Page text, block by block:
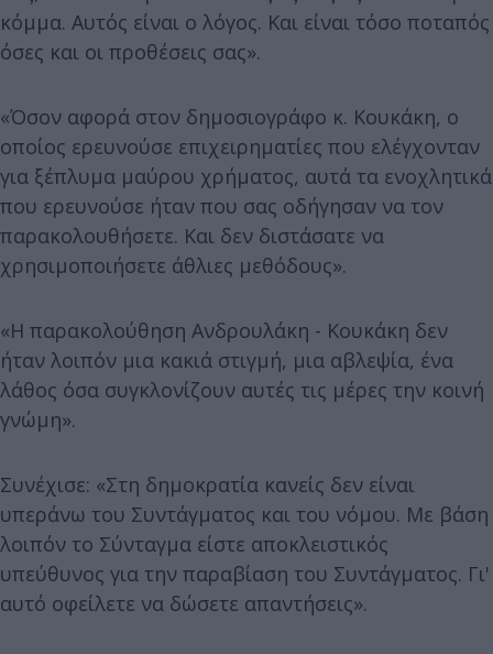
κόμμα. Αυτός είναι ο λόγος. Και είναι τόσο ποταπός
όσες και οι προθέσεις σας».
«Όσον αφορά στον δημοσιογράφο κ. Κουκάκη, ο
οποίος ερευνούσε επιχειρηματίες που ελέγχονταν
για ξέπλυμα μαύρου χρήματος, αυτά τα ενοχλητικά
που ερευνούσε ήταν που σας οδήγησαν να τον
παρακολουθήσετε. Και δεν διστάσατε να
χρησιμοποιήσετε άθλιες μεθόδους».
«Η παρακολούθηση Ανδρουλάκη - Κουκάκη δεν
ήταν λοιπόν μια κακιά στιγμή, μια αβλεψία, ένα
λάθος όσα συγκλονίζουν αυτές τις μέρες την κοινή
γνώμη».
Συνέχισε: «Στη δημοκρατία κανείς δεν είναι
υπεράνω του Συντάγματος και του νόμου. Με βάση
λοιπόν το Σύνταγμα είστε αποκλειστικός
υπεύθυνος για την παραβίαση του Συντάγματος. Γι'
αυτό οφείλετε να δώσετε απαντήσεις».